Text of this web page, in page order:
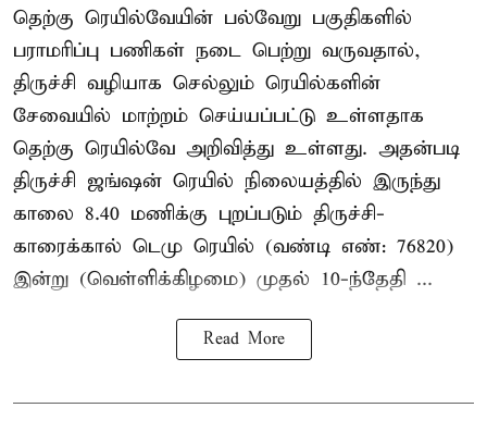
தெற்கு ரெயில்வேயின் பல்வேறு பகுதிகளில்
பராமரிப்பு பணிகள் நடை பெற்று வருவதால்,
திருச்சி வழியாக செல்லும் ரெயில்களின்
சேவையில் மாற்றம் செய்யப்பட்டு உள்ளதாக
தெற்கு ரெயில்வே அறிவித்து உள்ளது. அதன்படி
திருச்சி ஜங்ஷன் ரெயில் நிலையத்தில் இருந்து
காலை 8.40 மணிக்கு புறப்படும் திருச்சி-
காரைக்கால் டெமு ரெயில் (வண்டி எண்: 76820)
இன்று (வெள்ளிக்கிழமை) முதல் 10-ந்தேதி ...
Read More